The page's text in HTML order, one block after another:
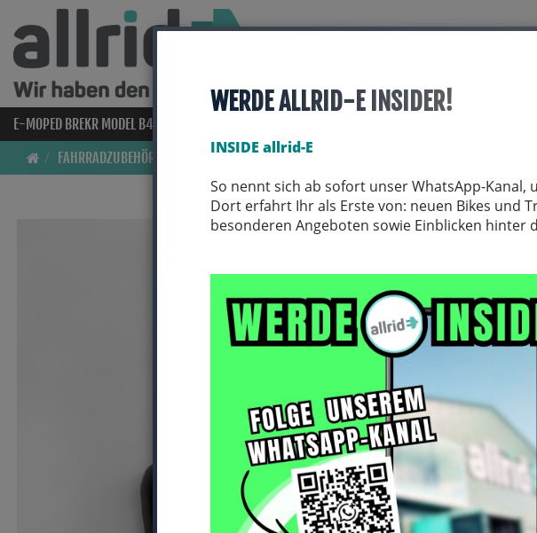
WERDE ALLRID-E INSIDER!
INSIDE allrid-E
So nennt sich ab sofort unser WhatsApp-
Dort erfahrt Ihr als Erste von: neuen Bikes und
besonderen Angeboten sowie Einblicken hinter
E-MOPED BREKR MODEL B4000
FAHRRADZUBEHÖR
PUMPEN MINIPUMPEN